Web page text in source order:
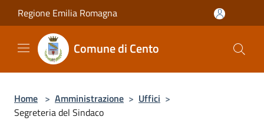
Salta al contenuto principale
Regione Emilia Romagna
Comune di Cento
Home > Amministrazione > Uffici >
Segreteria del Sindaco